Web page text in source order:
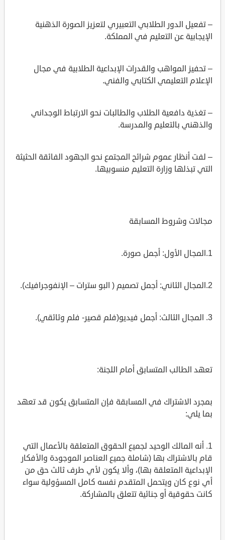
– تفعيل الدور الطلابي التعبيري لتعزيز الصورة الذهنية
الإيجابية عن التعليم في المملكة.
– تحفيز المواهب والقدرات الإبداعية الطلابية في مجال
الإعلام التعليمي الكتابي والفني.
– تغذية دافعية الطلاب والطالبات نحو الارتباط الوجداني
والذهني بالتعليم والمدرسة.
– لفت أنظار عموم شرائح المجتمع نحو الجهود الفائقة الحثيثة
التي تبذلها وزارة التعليم منسوبيها.
مجالات وشروط المسابقة
1.المجال الأول: أجمل صورة.
2.المجال الثاني: أجمل تصميم ( البو سترات – الإنفوجرافيك).
3. المجال الثالث: أجمل فيديو(فلم قصير- فلم وثائقي).
تعهد الطالب المتسابق أمام اللجنة:
بمجرد الاشتراك في المسابقة فإن المتسابق يكون قد تعهد
بما يلي:
1. أنه المالك الوحيد لجميع الحقوق المتعلقة بالأعمال التي
قام بالاشتراك بها (شاملة جميع العناصر الموجودة والأفكار
الإبداعية المتعلقة بها)، وألا يكون لأي طرف ثالث حق من
أي نوع كان ويتحمل المتقدم نفسه كامل المسؤولية سواء
كانت حقوقية أو جنائية تتعلق بالمشاركة.